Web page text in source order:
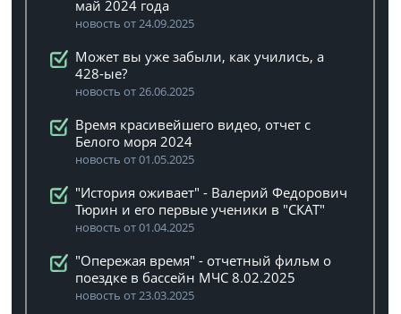
май 2024 года
новость от 24.09.2025
Может вы уже забыли, как учились, а
428-ые?
новость от 26.06.2025
Время красивейшего видео, отчет с
Белого моря 2024
новость от 01.05.2025
"История оживает" - Валерий Федорович
Тюрин и его первые ученики в "СКАТ"
новость от 01.04.2025
"Опережая время" - отчетный фильм о
поездке в бассейн МЧС 8.02.2025
новость от 23.03.2025